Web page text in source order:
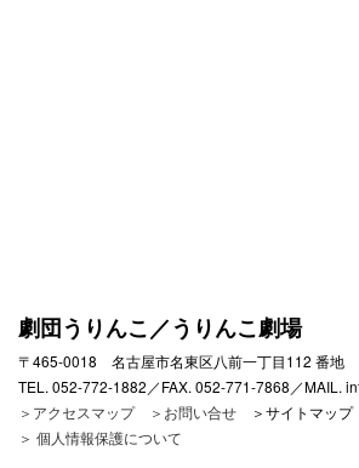
劇団うりんこ／うりんこ劇場
〒465-0018 名古屋市名東区八前一丁目112 番地
TEL. 052-772-1882／FAX. 052-771-7868／MAIL.
＞アクセスマップ
＞お問い合せ ＞サイトマッ
＞ 個人情報保護について